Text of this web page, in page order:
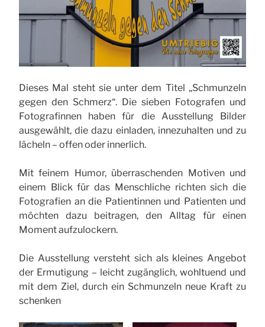
Dieses Mal steht sie unter dem Titel „Schmunzeln
gegen den Schmerz“. Die sieben Fotografen und
Fotografinnen haben für die Ausstellung Bilder
ausgewählt, die dazu einladen, innezuhalten und zu
lächeln – offen oder innerlich.
Mit feinem Humor, überraschenden Motiven und
einem Blick für das Menschliche richten sich die
Fotografien an die Patientinnen und Patienten und
möchten dazu beitragen, den Alltag für einen
Moment aufzulockern.
Die Ausstellung versteht sich als kleines Angebot
der Ermutigung – leicht zugänglich, wohltuend und
mit dem Ziel, durch ein Schmunzeln neue Kraft zu
schenken